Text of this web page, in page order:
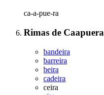
ca-a-pue-ra
Rimas de Caapuera
bandeira
barreira
beira
cadeira
ceira